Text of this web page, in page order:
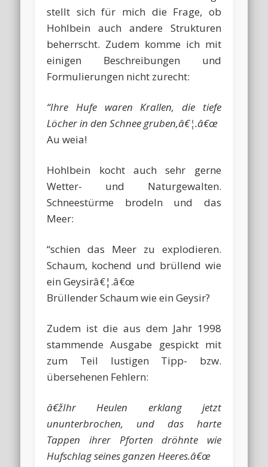
stellt sich für mich die Frage, ob
Hohlbein auch andere Strukturen
beherrscht. Zudem komme ich mit
einigen Beschreibungen und
Formulierungen nicht zurecht:
“Ihre Hufe waren Krallen, die tiefe
Löcher in den Schnee gruben,â€¦.â€œ
Au weia!
Hohlbein kocht auch sehr gerne
Wetter- und Naturgewalten.
Schneestürme brodeln und das
Meer:
“schien das Meer zu explodieren.
Schaum, kochend und brüllend wie
ein Geysirâ€¦.â€œ
Brüllender Schaum wie ein Geysir?
Zudem ist die aus dem Jahr 1998
stammende Ausgabe gespickt mit
zum Teil lustigen Tipp- bzw.
übersehenen Fehlern:
â€žIhr Heulen erklang jetzt
ununterbrochen, und das harte
Tappen ihrer Pforten dröhnte wie
Hufschlag seines ganzen Heeres.â€œ